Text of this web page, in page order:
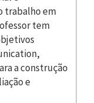
trabalho em
tem
a construção
e